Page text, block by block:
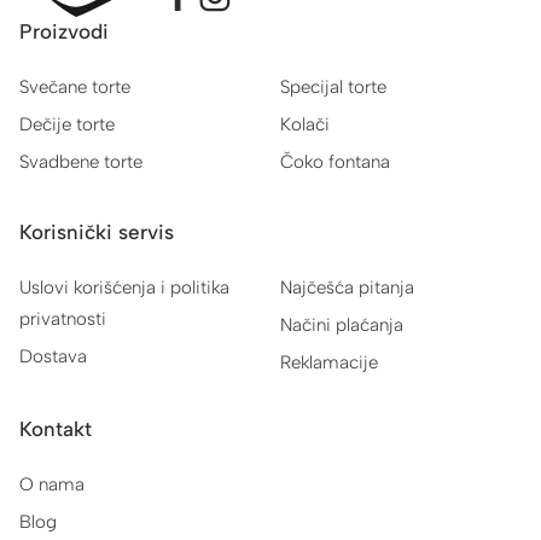
Proizvodi
Svečane torte
Dečije torte
Svadbene torte
Specijal torte
Kolači
Čoko fontana
Korisnički servis
Uslovi korišćenja i politika
privatnosti
Dostava
Najčešća pitanja
Načini plaćanja
Reklamacije
Kontakt
O nama
Blog